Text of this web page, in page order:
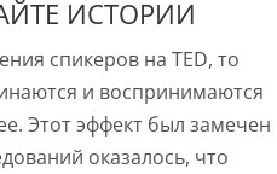
ИСТОРИИ
спикеров на TED, то
и воспринимаются
Этот эффект был замечен
оказалось, что